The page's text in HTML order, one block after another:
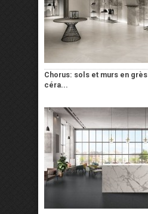
Chorus: sols et murs en grès
céra...